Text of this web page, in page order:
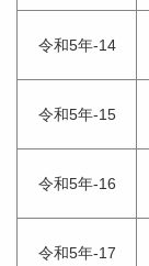
令和5年-14
令和5年-15
令和5年-16
令和5年-17